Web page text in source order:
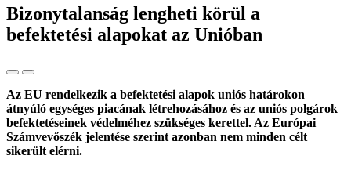
Bizonytalanság lengheti körül a
befektetési alapokat az Unióban
Az EU rendelkezik a befektetési alapok uniós határokon
átnyúló egységes piacának létrehozásához és az uniós polgárok
befektetéseinek védelméhez szükséges kerettel. Az Európai
Számvevőszék jelentése szerint azonban nem minden célt
sikerült elérni.